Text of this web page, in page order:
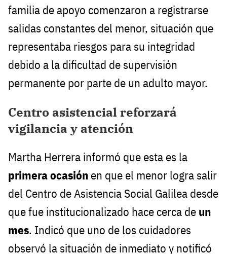
familia de apoyo comenzaron a registrarse
salidas constantes del menor, situación que
representaba riesgos para su integridad
debido a la dificultad de supervisión
permanente por parte de un adulto mayor.
Centro asistencial reforzará
vigilancia y atención
Martha Herrera informó que esta es la
primera ocasión en que el menor logra salir
del Centro de Asistencia Social Galilea desde
que fue institucionalizado hace cerca de un
mes. Indicó que uno de los cuidadores
observó la situación de inmediato y notificó